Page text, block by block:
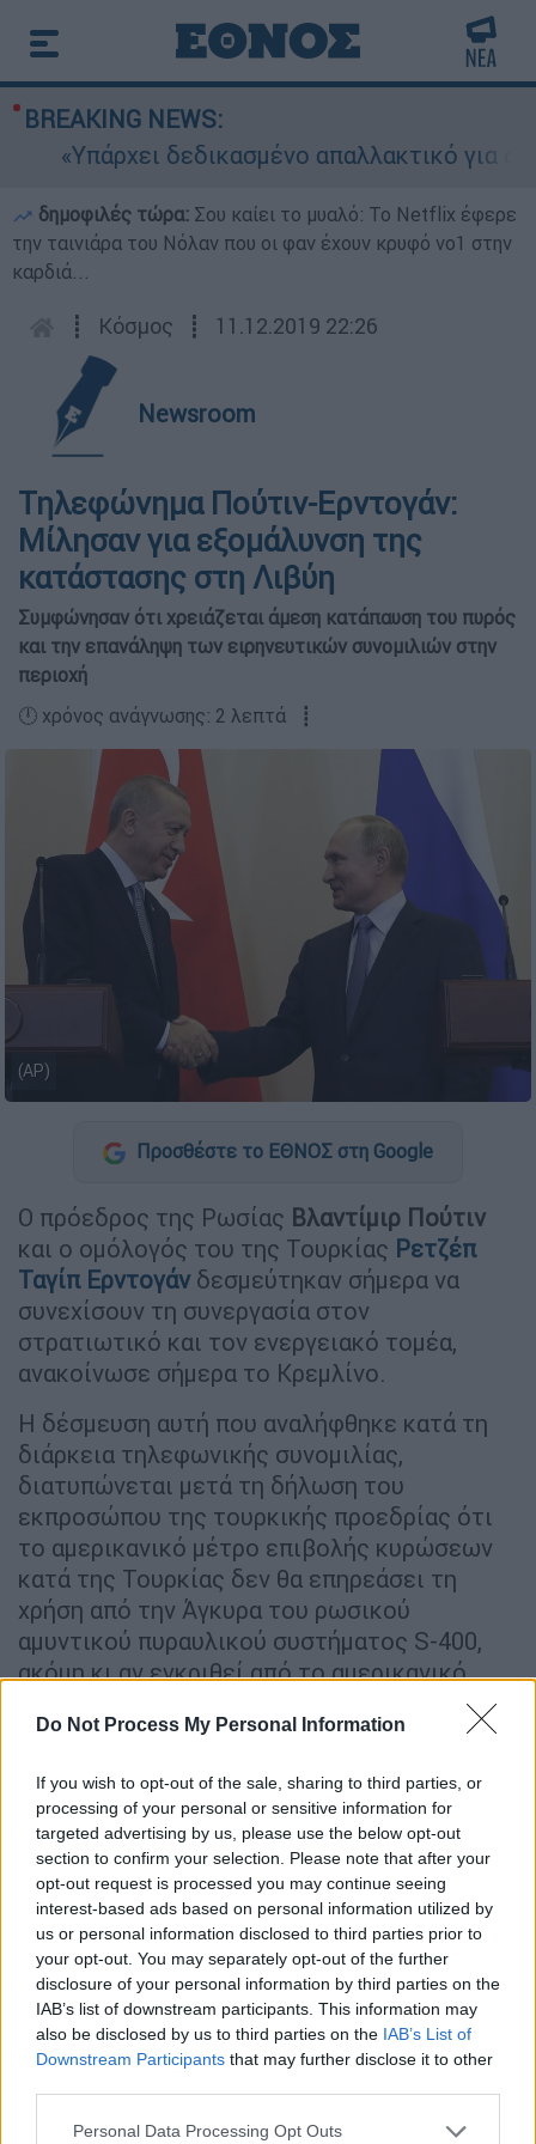
Do Not Process My Personal Information
If you wish to opt-out of the sale, sharing to third parties, or
processing of your personal or sensitive information for
targeted advertising by us, please use the below opt-out
section to confirm your selection. Please note that after your
opt-out request is processed you may continue seeing
interest-based ads based on personal information utilized by
us or personal information disclosed to third parties prior to
your opt-out. You may separately opt-out of the further
disclosure of your personal information by third parties on the
IAB’s list of downstream participants. This information may
also be disclosed by us to third parties on the IAB’s List of
Downstream Participants that may further disclose it to other
Please note that this website/app uses one or more Google
Personal Data Processing Opt Outs
BREAKING NEWS:
«Υπάρχει δεδικασμένο απαλλακτικό για
δημοφιλές τώρα: Σου καίει το μυαλό: Το Netflix έφερε
την ταινιάρα του Νόλαν που οι φαν έχουν κρυφό νο1 στην
καρδιά...
┋ Κόσμος ┋ 11.12.2019 22:26
Newsroom
Τηλεφώνημα Πούτιν-Ερντογάν:
Μίλησαν για εξομάλυνση της
κατάστασης στη Λιβύη
Συμφώνησαν ότι χρειάζεται άμεση κατάπαυση του πυρός
και την επανάληψη των ειρηνευτικών συνομιλιών στην
περιοχή
🕛 χρόνος ανάγνωσης: 2 λεπτά ┋
(AP)
Προσθέστε το ΕΘΝΟΣ στη Google
Ο πρόεδρος της Ρωσίας Βλαντίμιρ Πούτιν
και ο ομόλογός του της Τουρκίας Ρετζέπ
Ταγίπ Ερντογάνδεσμεύτηκαν σήμερα να
συνεχίσουν τη συνεργασία στον
στρατιωτικό και τον ενεργειακό τομέα,
ανακοίνωσε σήμερα το Κρεμλίνο.
Η δέσμευση αυτή που αναλήφθηκε κατά τη
διάρκεια τηλεφωνικής συνομιλίας,
διατυπώνεται μετά τη δήλωση του
εκπροσώπου της τουρκικής προεδρίας ότι
το αμερικανικό μέτρο επιβολής κυρώσεων
κατά της Τουρκίας δεν θα επηρεάσει τη
χρήση από την Άγκυρα του ρωσικού
αμυντικού πυραυλικού συστήματος S-400,
ακόμη κι αν εγκριθεί από το αμερικανικό
υποστήριξε σήμερα μέτρο για την επιβολή
κυρώσεων στην Τουρκία μετά την επίθεσή
της στη Συρία και την αγορά των πυραύλων
S-400.
Σύμφωνα με το Κρεμλίνο, οι δύο ηγέτες
υζήτησαν για τις πρόσφατες εξελίξεις στη
Λιβύη και εξέφρασαν ανησυχία για τις
συγκρούσεις στην περιοχή της Τρίπολης.
Συμφώνησαν ότι"η εξομάλυνση της